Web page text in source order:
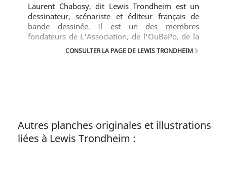
Laurent Chabosy, dit Lewis Trondheim est un
dessinateur, scénariste et éditeur français de
bande dessinée. Il est un des membres
fondateurs de L'Association, de l'OuBaPo, de la
collection Shampooing de Delcourt, du «
Syndicat des Auteurs de Bande Dessinée » et de
CONSULTER LA PAGE DE LEWIS TRONDHEIM
Autres planches originales et illustrations
liées à Lewis Trondheim :